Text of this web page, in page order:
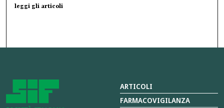
leggi gli articoli
ARTICOLI
FARMACOVIGILANZA